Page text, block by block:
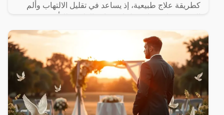
كطريقة علاج طبيعية، إذ يساعد في تقليل الالتهاب وألم
مناسبته مع